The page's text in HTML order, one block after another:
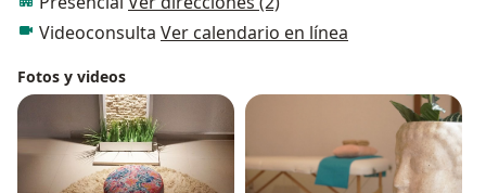
Videoconsulta Ver calendario en línea
Fotos y videos